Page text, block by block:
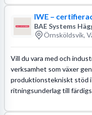
IWE –
BAE Systems
Örnsköldsvik,
Vill du vara med och
verksamhet som växer
produktionstekniskt stöd i
ritningsunderlag till